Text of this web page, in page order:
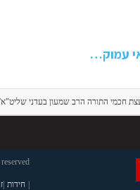
חכמי התורה הרב שמעון בעדני
| חידות |